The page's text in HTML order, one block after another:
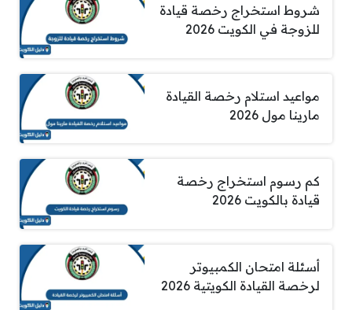
شروط استخراج رخصة قيادة
للزوجة في الكويت 2026
مواعيد استلام رخصة القيادة
مارينا مول 2026
كم رسوم استخراج رخصة
قيادة بالكويت 2026
أسئلة امتحان الكمبيوتر
لرخصة القيادة الكويتية 2026